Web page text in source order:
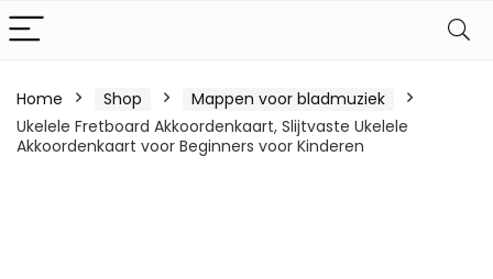
Home Shop
Mappen voor bladmuziek
Ukelele Fretboard Akkoordenkaart, Slijtvaste Ukelele
Akkoordenkaart voor Beginners voor Kinderen